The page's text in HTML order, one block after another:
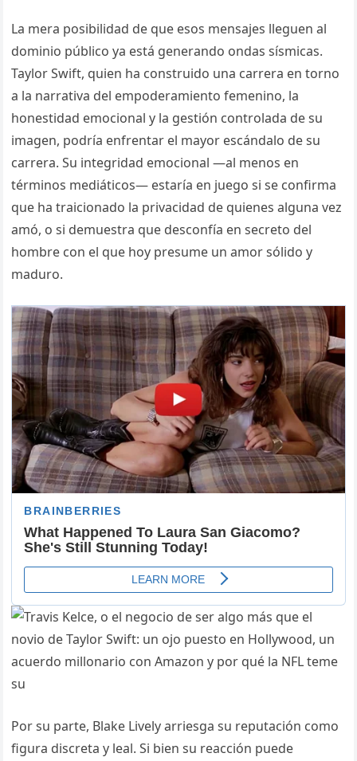
La mera posibilidad de que esos mensajes lleguen al
dominio público ya está generando ondas sísmicas.
Taylor Swift, quien ha construido una carrera en torno
a la narrativa del empoderamiento femenino, la
honestidad emocional y la gestión controlada de su
imagen, podría enfrentar el mayor escándalo de su
carrera. Su integridad emocional —al menos en
términos mediáticos— estaría en juego si se confirma
que ha traicionado la privacidad de quienes alguna vez
amó, o si demuestra que desconfía en secreto del
hombre con el que hoy presume un amor sólido y
maduro.
Por su parte, Blake Lively arriesga su reputación como
figura discreta y leal. Si bien su reacción puede